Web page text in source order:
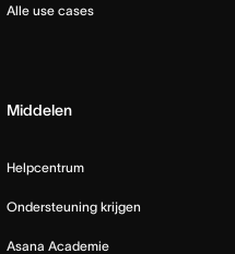
Alle use cases
Middelen
Helpcentrum
Ondersteuning krijgen
Asana Academie